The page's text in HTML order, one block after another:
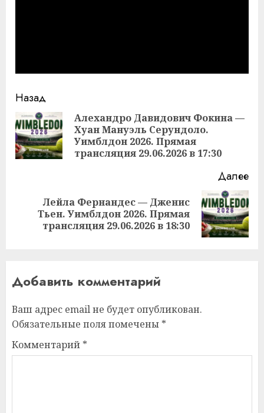
Продолжить
чтение
Назад
Алехандро Давидович Фокина —
Хуан Мануэль Серундоло.
Уимблдон 2026. Прямая
трансляция 29.06.2026 в 17:30
Далее
Следующая
запись:
Лейла Фернандес — Дженис
Тьен. Уимблдон 2026. Прямая
трансляция 29.06.2026 в 18:30
Добавить комментарий
Ваш адрес email не будет опубликован.
Обязательные поля помечены *
Комментарий *